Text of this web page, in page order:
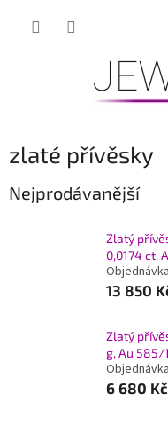
zlaté přívěsky
Nejprodávanější
Zlatý
0,0174 ct,
13 850
Zlatý
g, Au 585/
6 680 Kč